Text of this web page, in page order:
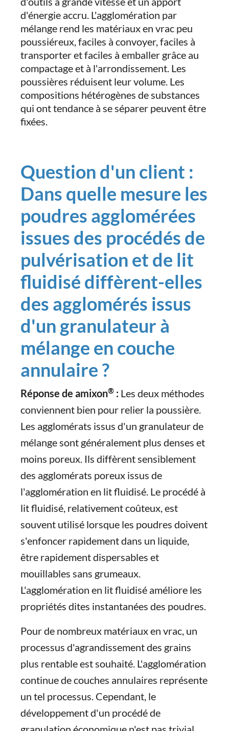
d'énergie accru. L'agglomération par
mélange rend les matériaux en vrac peu
poussiéreux, faciles à convoyer, faciles à
transporter et faciles à emballer grâce au
compactage et à l'arrondissement. Les
poussières réduisent leur volume. Les
compositions hétérogènes de substances
qui ont tendance à se séparer peuvent être
fixées.
Question d'un client :
Dans quelle mesure les
poudres agglomérées
issues des procédés de
pulvérisation et de lit
fluidisé diffèrent-elles
des agglomérés issus
d'un granulateur à
mélange en couche
annulaire ?
Réponse de amixon® : Les deux méthodes
conviennent bien pour relier la poussière.
Les agglomérats issus d'un granulateur de
mélange sont généralement plus denses et
moins poreux. Ils diffèrent sensiblement
des agglomérats poreux issus de
l'agglomération en lit fluidisé. Le procédé à
lit fluidisé, relativement coûteux, est
souvent utilisé lorsque les poudres doivent
s'enfoncer rapidement dans un liquide,
être rapidement dispersables et
mouillables sans grumeaux.
L'agglomération en lit fluidisé améliore les
propriétés dites instantanées des poudres.
Pour de nombreux matériaux en vrac, un
processus d'agrandissement des grains
plus rentable est souhaité. L'agglomération
continue de couches annulaires représente
un tel processus. Cependant, le
développement d'un procédé de